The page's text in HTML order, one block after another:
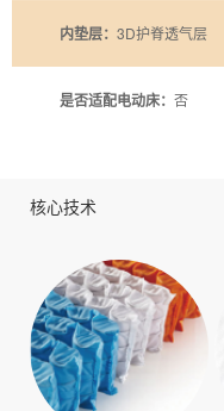
内垫层： 3D护脊透气层
是否适配电动床： 否
核心技术